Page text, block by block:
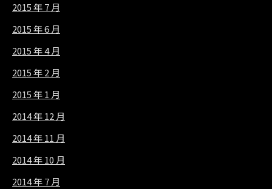
2015 年 7 月
2015 年 6 月
2015 年 4 月
2015 年 2 月
2015 年 1 月
2014 年 12 月
2014 年 11 月
2014 年 10 月
2014 年 7 月